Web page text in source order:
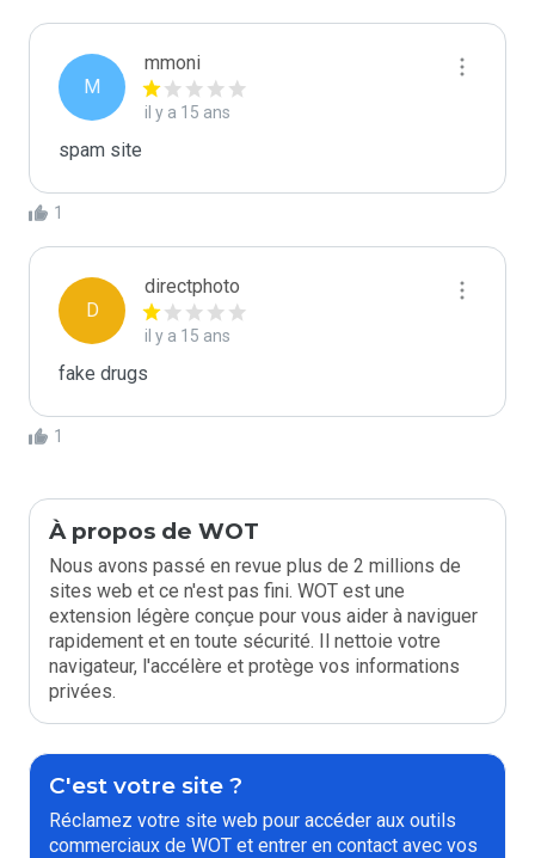
M
mmoni
il y a 15 ans
spam site
1
D
directphoto
il y a 15 ans
fake drugs
1
À propos de WOT
Nous avons passé en revue plus de 2 millions de
sites web et ce n'est pas fini. WOT est une
extension légère conçue pour vous aider à naviguer
rapidement et en toute sécurité. Il nettoie votre
navigateur, l'accélère et protège vos informations
privées.
C'est votre site ?
Réclamez votre site web pour accéder aux outils
commerciaux de WOT et entrer en contact avec vos